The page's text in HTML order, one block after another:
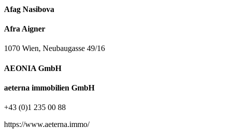
Afag Nasibova
Afra Aigner
1070 Wien, Neubaugasse 49/16
AEONIA GmbH
aeterna immobilien GmbH
+43 (0)1 235 00 88
https://www.aeterna.immo/